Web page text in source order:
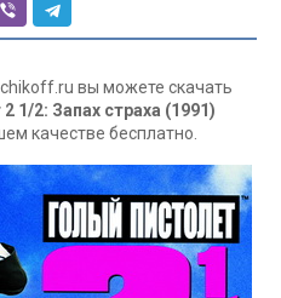
вы можете скачать
1/2: Запах страха (1991)
качестве бесплатно.